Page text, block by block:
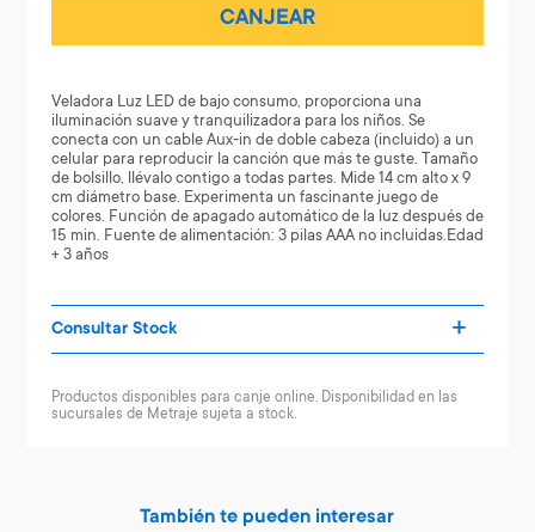
CANJEAR
Veladora Luz LED de bajo consumo, proporciona una
iluminación suave y tranquilizadora para los niños. Se
conecta con un cable Aux-in de doble cabeza (incluido) a un
celular para reproducir la canción que más te guste. Tamaño
de bolsillo, llévalo contigo a todas partes. Mide 14 cm alto x 9
cm diámetro base. Experimenta un fascinante juego de
colores. Función de apagado automático de la luz después de
15 min. Fuente de alimentación: 3 pilas AAA no incluidas.Edad
+ 3 años
Consultar Stock
Productos disponibles para canje online. Disponibilidad en las
sucursales de Metraje sujeta a stock.
También te pueden interesar